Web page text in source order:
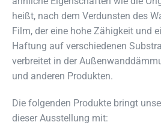
heißt, nach dem Verdunsten des
Film, der eine hohe Zähigkeit und
Haftung auf verschiedenen
verbreitet in der
und anderen Produkten.
Die folgenden Produkte bringt
dieser Ausstellung mit: